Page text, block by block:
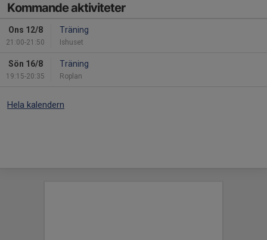
Kommande aktiviteter
Ons 12/8
21:00-21:50
Träning
Ishuset
Sön 16/8
19:15-20:35
Träning
Roplan
Hela kalendern